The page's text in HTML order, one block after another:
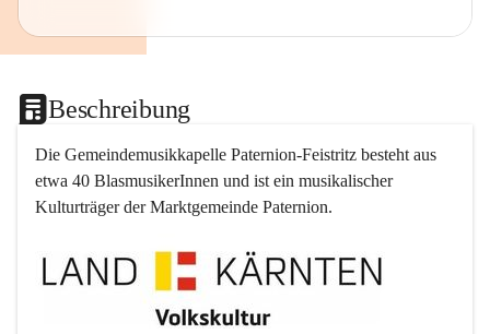
Beschreibung
Die Gemeindemusikkapelle Paternion-Feistritz besteht aus
etwa 40 BlasmusikerInnen und ist ein musikalischer
Kulturträger der Marktgemeinde Paternion.